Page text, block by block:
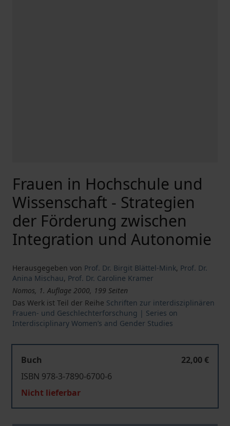
Frauen in Hochschule und
Wissenschaft - Strategien
der Förderung zwischen
Integration und Autonomie
Herausgegeben von Prof. Dr. Birgit Blättel-Mink, Prof. Dr.
Anina Mischau, Prof. Dr. Caroline Kramer
Nomos, 1. Auflage 2000, 199 Seiten
Das Werk ist Teil der Reihe Schriften zur interdisziplinären
Frauen- und Geschlechterforschung | Series on
Interdisciplinary Women’s and Gender Studies
Buch
22,00 €
ISBN 978-3-7890-6700-6
Nicht lieferbar